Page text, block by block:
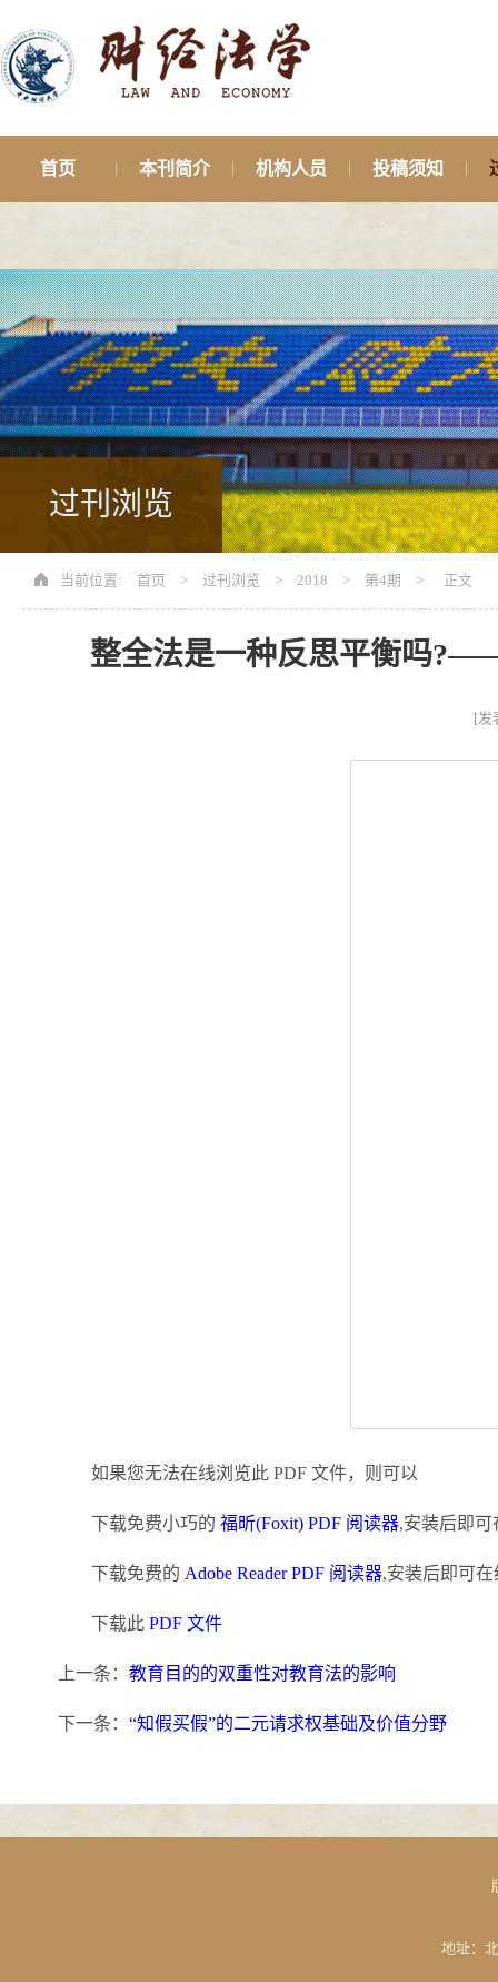
首页 本刊简介 机构人员 投稿须知
过刊浏览
当前位置: 首页 > 过刊浏览 > 2018 > 第4期 > 正文
整全法是一种反思平衡吗
[发
如果您无法在线浏览此 PDF 文件，则可以
下载免费小巧的 福昕(Foxit) PDF 阅读器,安装后即
下载免费的 Adobe Reader PDF 阅读器,安装后即可
下载此 PDF 文件
上一条： 教育目的的双重性对教育法的影响
下一条： “知假买假”的二元请求权基础及价值分野
地址：